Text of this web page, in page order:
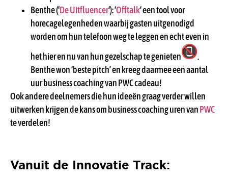
Benthe (‘De Uitfluencer‘): ‘Offtalk‘ een tool voor
horecagelegenheden waarbij gasten uitgenodigd
worden om hun telefoon weg te leggen en echt even in
het hier en nu van hun gezelschap te genieten
.
Benthe won ‘beste pitch’ en kreeg daarmee een aantal
uur business coaching van PWC cadeau!
Ook andere deelnemers die hun ideeën graag verder willen
uitwerken krijgen de kans om business coaching uren van PWC
te verdelen!
Vanuit de Innovatie Track: